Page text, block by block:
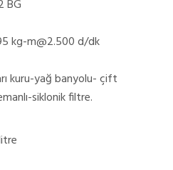
BG
kg-m@2.500d/dk
kuru-yağ banyolu- çift
siklonik filtre.